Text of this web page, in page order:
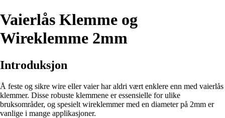
Vaierlås Klemme og
Wireklemme 2mm
Introduksjon
Å feste og sikre wire eller vaier har aldri vært enklere enn med vaierlås
klemmer. Disse robuste klemmene er essensielle for ulike
bruksområder, og spesielt wireklemmer med en diameter på 2mm er
vanlige i mange applikasjoner.